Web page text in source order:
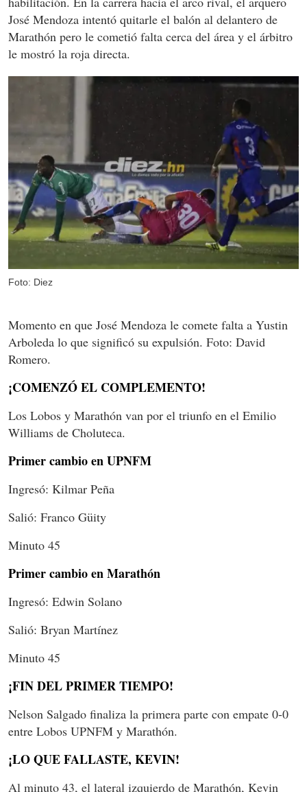
José Mendoza intentó quitarle el balón al delantero de
Marathón pero le cometió falta cerca del área y el árbitro
le mostró la roja directa.
Foto: Diez
Momento en que José Mendoza le comete falta a Yustin
Arboleda lo que significó su expulsión. Foto: David
Romero.
¡COMENZÓ EL COMPLEMENTO!
Los Lobos y Marathón van por el triunfo en el Emilio
Williams de Choluteca.
Primer cambio en UPNFM
Ingresó: Kilmar Peña
Salió: Franco Güity
Minuto 45
Primer cambio en Marathón
Ingresó: Edwin Solano
Salió: Bryan Martínez
Minuto 45
¡FIN DEL PRIMER TIEMPO!
Nelson Salgado finaliza la primera parte con empate 0-0
entre Lobos UPNFM y Marathón.
¡LO QUE FALLASTE, KEVIN!
Al minuto 43, el lateral izquierdo de Marathón, Kevin